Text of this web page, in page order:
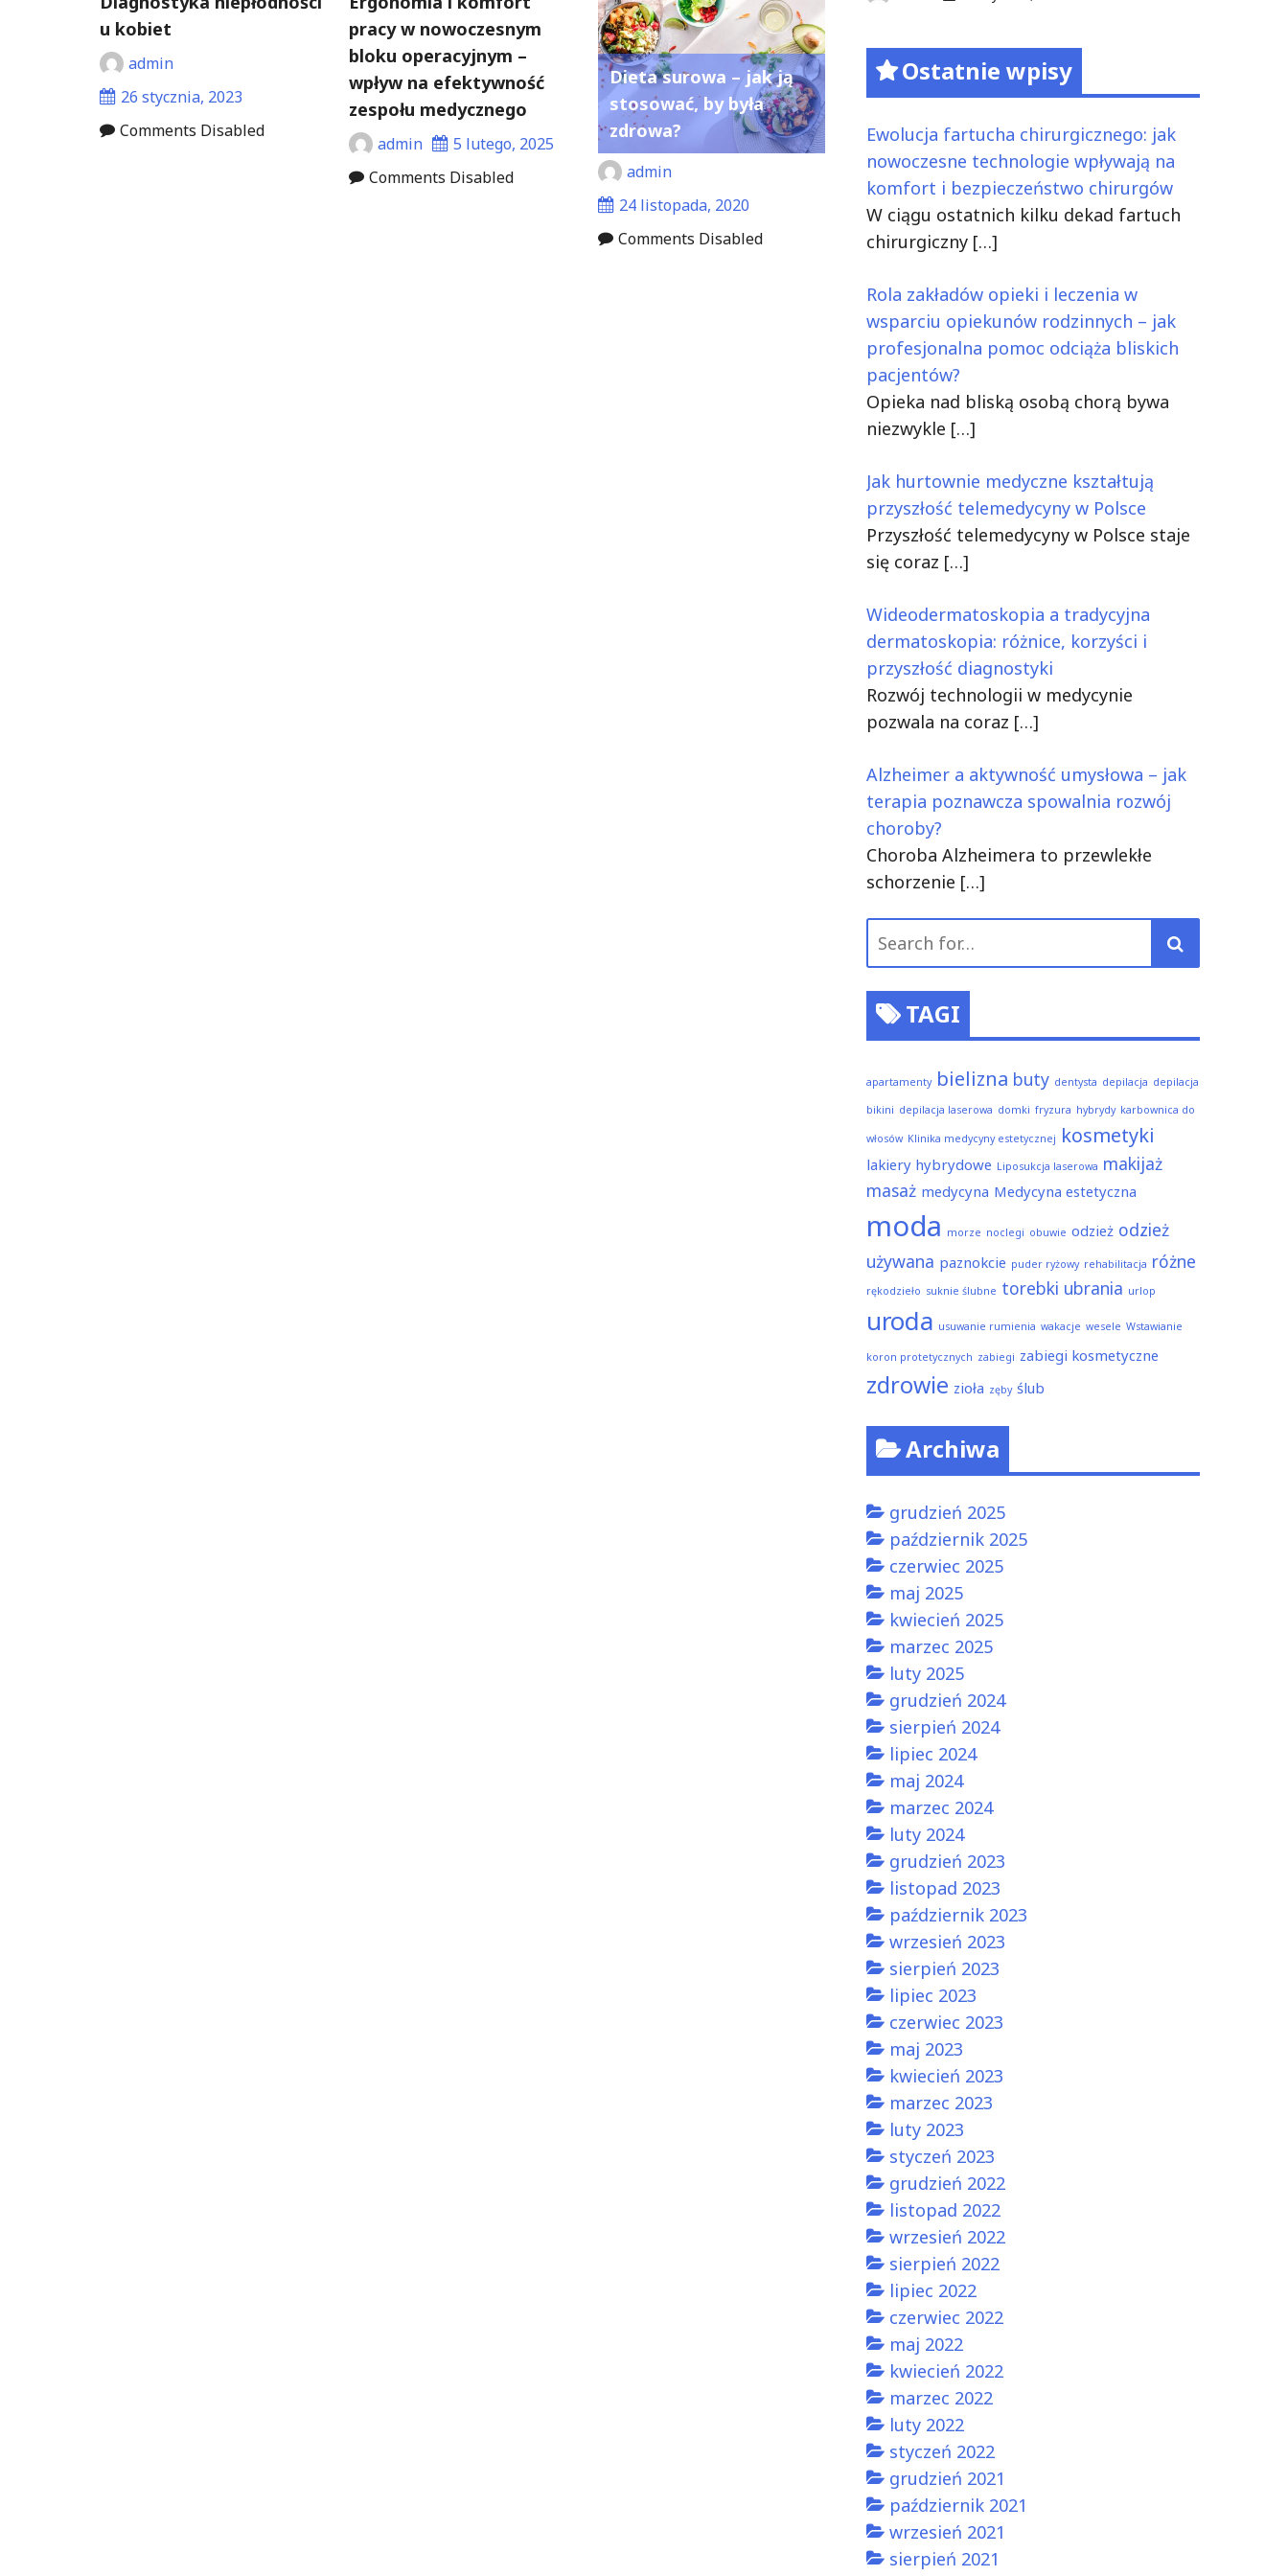
u kobiet
admin
26 stycznia, 2023
Comments Disabled
pracy w nowoczesnym
bloku operacyjnym –
wpływ na efektywność
zespołu medycznego
admin
5 lutego, 2025
Comments Disabled
Dieta surowa – jak ją
stosować, by była
zdrowa?
admin
24 listopada, 2020
Comments Disabled
Ostatnie wpisy
Ewolucja fartucha chirurgicznego: jak
nowoczesne technologie wpływają na
komfort i bezpieczeństwo chirurgów
W ciągu ostatnich kilku dekad fartuch
chirurgiczny […]
Rola zakładów opieki i leczenia w
wsparciu opiekunów rodzinnych – jak
profesjonalna pomoc odciąża bliskich
pacjentów?
Opieka nad bliską osobą chorą bywa
niezwykle […]
Jak hurtownie medyczne kształtują
przyszłość telemedycyny w Polsce
Przyszłość telemedycyny w Polsce staje
się coraz […]
Wideodermatoskopia a tradycyjna
dermatoskopia: różnice, korzyści i
przyszłość diagnostyki
Rozwój technologii w medycynie
pozwala na coraz […]
Alzheimer a aktywność umysłowa – jak
terapia poznawcza spowalnia rozwój
choroby?
Choroba Alzheimera to przewlekłe
schorzenie […]
for:
TAGI
apartamenty bielizna buty dentysta depilacja depilacja
bikini depilacja laserowa domki fryzura hybrydy karbownica do
włosów Klinika medycyny estetycznej kosmetyki
lakiery hybrydowe Liposukcja laserowa makijaż
masaż medycyna Medycyna estetyczna
moda morze noclegi obuwie odzież odzież
używana paznokcie puder ryżowy rehabilitacja różne
rękodzieło suknie ślubne torebki ubrania urlop
uroda usuwanie rumienia wakacje wesele Wstawianie
koron protetycznych zabiegi zabiegi kosmetyczne
zdrowie zioła zęby ślub
Archiwa
grudzień 2025
październik 2025
czerwiec 2025
maj 2025
kwiecień 2025
marzec 2025
luty 2025
grudzień 2024
sierpień 2024
lipiec 2024
maj 2024
marzec 2024
luty 2024
grudzień 2023
listopad 2023
październik 2023
wrzesień 2023
sierpień 2023
lipiec 2023
czerwiec 2023
maj 2023
kwiecień 2023
marzec 2023
luty 2023
styczeń 2023
grudzień 2022
listopad 2022
wrzesień 2022
sierpień 2022
lipiec 2022
czerwiec 2022
maj 2022
kwiecień 2022
marzec 2022
luty 2022
styczeń 2022
grudzień 2021
październik 2021
wrzesień 2021
sierpień 2021